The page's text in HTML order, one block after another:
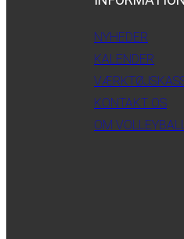
NYHEDER
KALENDER
KONTAKT OS
OM